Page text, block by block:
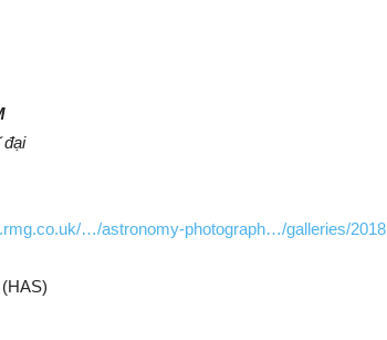
đại
…/astronomy-photograph…/galleries/2018